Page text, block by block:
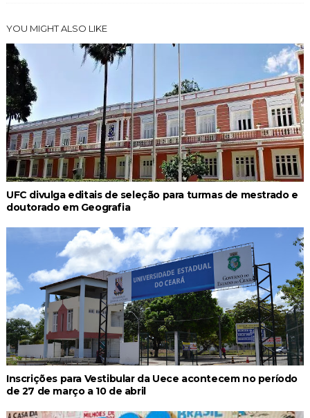
YOU MIGHT ALSO LIKE
UFC divulga editais de seleção para turmas de mestrado e
doutorado em Geografia
Inscrições para Vestibular da Uece acontecem no período
de 27 de março a 10 de abril